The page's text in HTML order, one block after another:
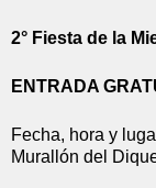
2° Fiesta de la
ENTRADA
Fecha, hora y
Murallón del